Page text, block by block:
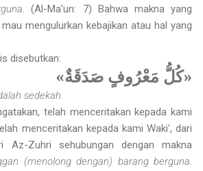
. (Al-Ma'un: 7) Bahwa makna yang
mengulurkan kebajikan atau hal yang
disebutkan:
«كُلُّ مَعْرُوفٍ صَدَقَةٌ»
sedekah.
telah menceritakan kepada kami
menceritakan kepada kami Waki', dari
Az-Zuhri sehubungan dengan makna
(menolong dengan) barang berguna.